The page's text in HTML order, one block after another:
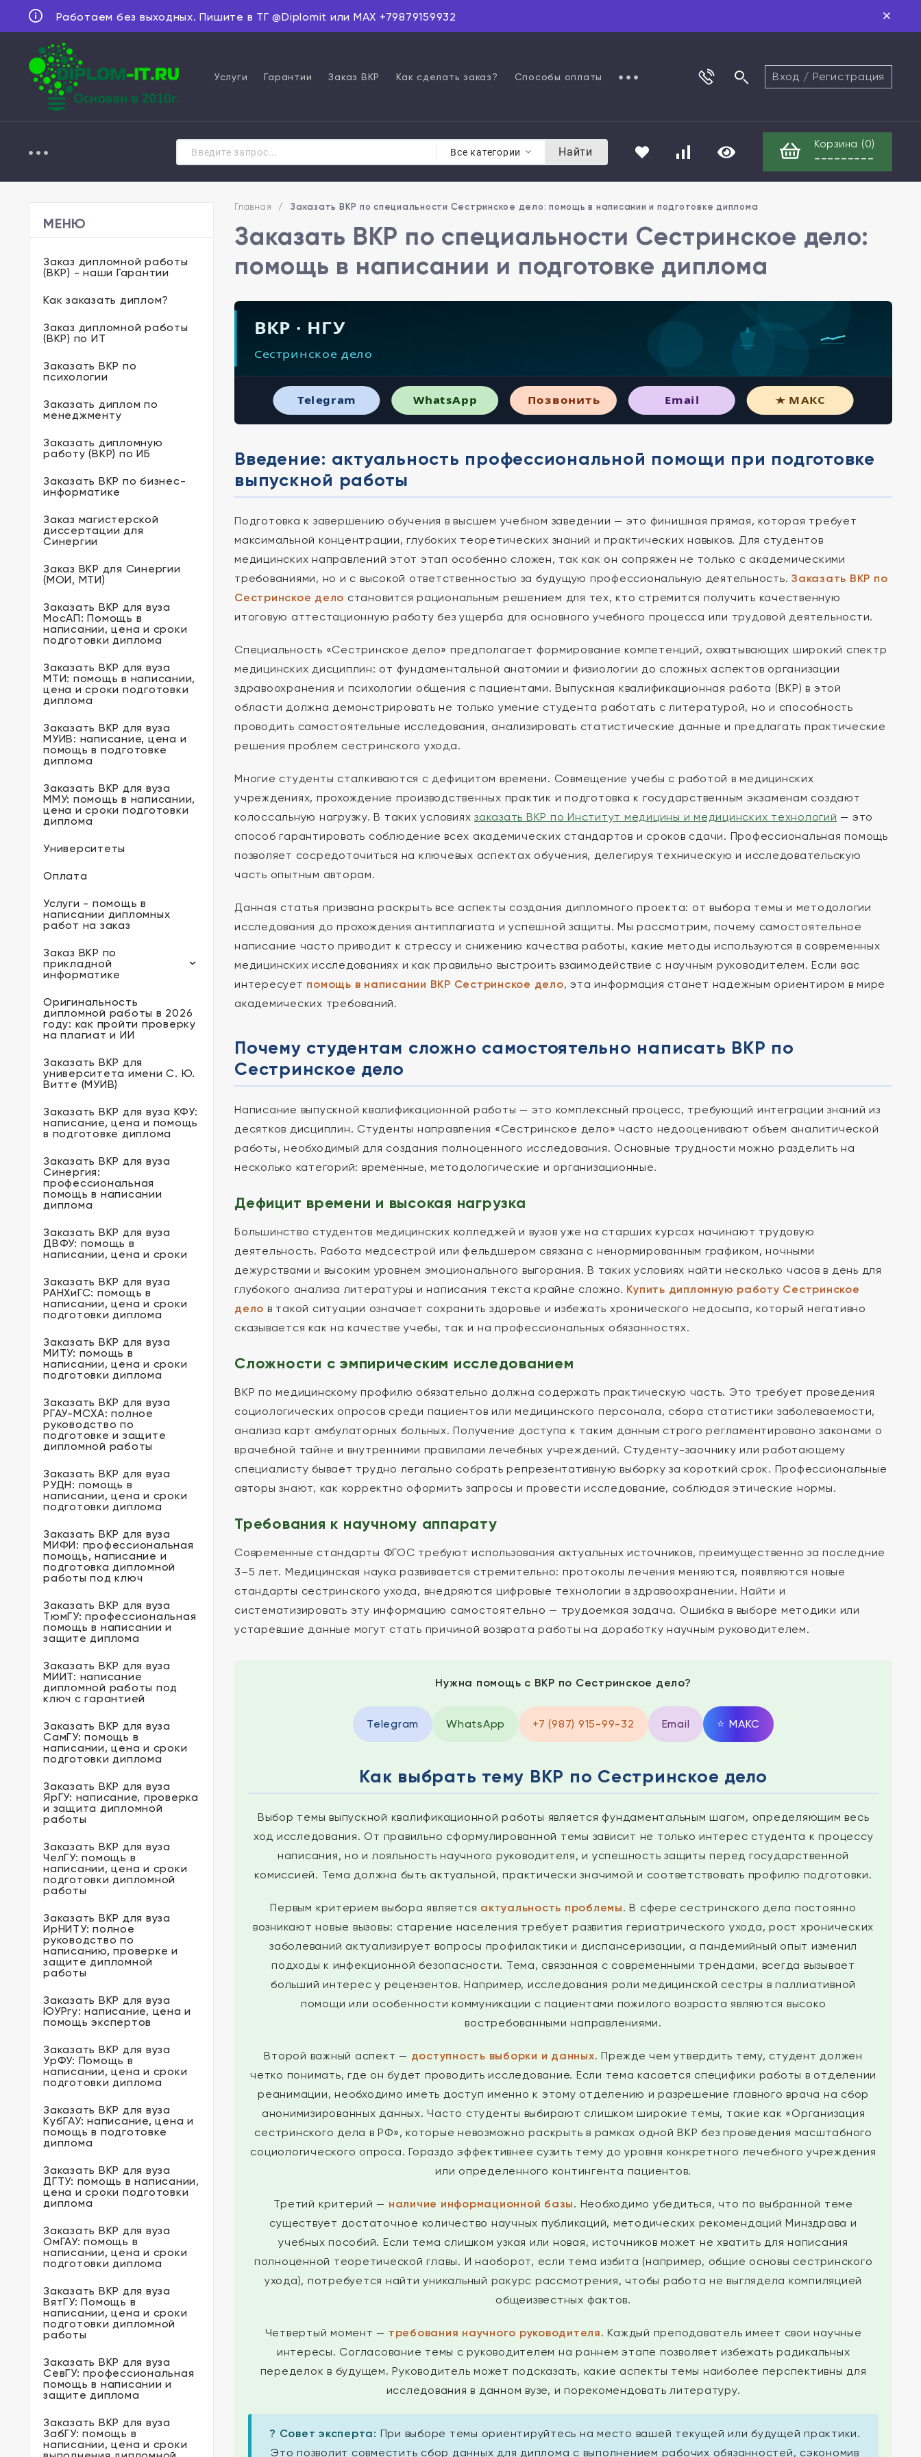
Работаем без выходных. Пишите в ТГ @Diplomit или MAX +79879159932
Услуги Гарантии Заказ ВКР Как сделать заказ? Способы оплаты Вход / Регистрация
Все категории Найти
Корзина (0)
---------
МЕНЮ
Заказ дипломной работы
(ВКР) - наши Гарантии
Как заказать диплом?
Заказ дипломной работы
(ВКР) по ИТ
Заказать ВКР по
психологии
Заказать диплом по
менеджменту
Заказать дипломную
работу (ВКР) по ИБ
Заказать ВКР по бизнес-
информатике
Заказ магистерской
диссертации для
Синергии
Заказ ВКР для Синергии
(МОИ, МТИ)
Заказать ВКР для вуза
МосАП: Помощь в
написании, цена и сроки
подготовки диплома
Заказать ВКР для вуза
МТИ: помощь в написании,
цена и сроки подготовки
диплома
Заказать ВКР для вуза
МУИВ: написание, цена и
помощь в подготовке
диплома
Заказать ВКР для вуза
ММУ: помощь в написании,
цена и сроки подготовки
диплома
Университеты
Оплата
Услуги - помощь в
написании дипломных
работ на заказ
Заказ ВКР по
прикладной
информатике
Оригинальность
дипломной работы в 2026
году: как пройти проверку
на плагиат и ИИ
Заказать ВКР для
университета имени С. Ю.
Витте (МУИВ)
Заказать ВКР для вуза КФУ:
написание, цена и помощь
в подготовке диплома
Заказать ВКР для вуза
Синергия:
профессиональная
помощь в написании
диплома
Заказать ВКР для вуза
ДВФУ: помощь в
написании, цена и сроки
Заказать ВКР для вуза
РАНХиГС: помощь в
написании, цена и сроки
подготовки диплома
Заказать ВКР для вуза
МИТУ: помощь в
написании, цена и сроки
подготовки диплома
Заказать ВКР для вуза
РГАУ-МСХА: полное
руководство по
подготовке и защите
дипломной работы
Заказать ВКР для вуза
РУДН: помощь в
написании, цена и сроки
подготовки диплома
Заказать ВКР для вуза
МИФИ: профессиональная
помощь, написание и
подготовка дипломной
работы под ключ
Заказать ВКР для вуза
ТюмГУ: профессиональная
помощь в написании и
защите диплома
Заказать ВКР для вуза
МИИТ: написание
дипломной работы под
ключ с гарантией
Заказать ВКР для вуза
СамГУ: помощь в
написании, цена и сроки
подготовки диплома
Заказать ВКР для вуза
ЯрГУ: написание, проверка
и защита дипломной
работы
Заказать ВКР для вуза
ЧелГУ: помощь в
написании, цена и сроки
подготовки дипломной
работы
Заказать ВКР для вуза
ИрНИТУ: полное
руководство по
написанию, проверке и
защите дипломной
работы
Заказать ВКР для вуза
ЮУРгу: написание, цена и
помощь экспертов
Заказать ВКР для вуза
УрФУ: Помощь в
написании, цена и сроки
подготовки диплома
Заказать ВКР для вуза
КубГАУ: написание, цена и
помощь в подготовке
диплома
Заказать ВКР для вуза
ДГТУ: помощь в написании,
цена и сроки подготовки
диплома
Заказать ВКР для вуза
ОмГАУ: помощь в
написании, цена и сроки
подготовки диплома
Заказать ВКР для вуза
ВятГУ: Помощь в
написании, цена и сроки
подготовки дипломной
работы
Заказать ВКР для вуза
СевГУ: профессиональная
помощь в написании и
защите диплома
Заказать ВКР для вуза
ЗабГУ: помощь в
написании, цена и сроки
Главная / Заказать ВКР по специальности Сестринское дело: помощь в написании и подготовке диплома
Заказать ВКР по специальности Сестринское дело:
помощь в написании и подготовке диплома
ВКР · НГУ
Сестринское дело
Telegram WhatsApp Позвонить Email ★ МАКС
Введение: актуальность профессиональной помощи при подготовке
выпускной работы
Подготовка к завершению обучения в высшем учебном заведении — это финишная прямая, которая требует
максимальной концентрации, глубоких теоретических знаний и практических навыков. Для студентов
медицинских направлений этот этап особенно сложен, так как он сопряжен не только с академическими
требованиями, но и с высокой ответственностью за будущую профессиональную деятельность. Заказать ВКР по
Сестринское дело становится рациональным решением для тех, кто стремится получить качественную
итоговую аттестационную работу без ущерба для основного учебного процесса или трудовой деятельности.
Специальность «Сестринское дело» предполагает формирование компетенций, охватывающих широкий спектр
медицинских дисциплин: от фундаментальной анатомии и физиологии до сложных аспектов организации
здравоохранения и психологии общения с пациентами. Выпускная квалификационная работа (ВКР) в этой
области должна демонстрировать не только умение студента работать с литературой, но и способность
проводить самостоятельные исследования, анализировать статистические данные и предлагать практические
решения проблем сестринского ухода.
Многие студенты сталкиваются с дефицитом времени. Совмещение учебы с работой в медицинских
учреждениях, прохождение производственных практик и подготовка к государственным экзаменам создают
колоссальную нагрузку. В таких условиях заказать ВКР по Институт медицины и медицинских технологий — это
способ гарантировать соблюдение всех академических стандартов и сроков сдачи. Профессиональная помощь
позволяет сосредоточиться на ключевых аспектах обучения, делегируя техническую и исследовательскую
часть опытным авторам.
Данная статья призвана раскрыть все аспекты создания дипломного проекта: от выбора темы и методологии
исследования до прохождения антиплагиата и успешной защиты. Мы рассмотрим, почему самостоятельное
написание часто приводит к стрессу и снижению качества работы, какие методы используются в современных
медицинских исследованиях и как правильно выстроить взаимодействие с научным руководителем. Если вас
интересует помощь в написании ВКР Сестринское дело, эта информация станет надежным ориентиром в мире
академических требований.
Почему студентам сложно самостоятельно написать ВКР по
Сестринское дело
Написание выпускной квалификационной работы — это комплексный процесс, требующий интеграции знаний из
десятков дисциплин. Студенты направления «Сестринское дело» часто недооценивают объем аналитической
работы, необходимый для создания полноценного исследования. Основные трудности можно разделить на
несколько категорий: временные, методологические и организационные.
Дефицит времени и высокая нагрузка
Большинство студентов медицинских колледжей и вузов уже на старших курсах начинают трудовую
деятельность. Работа медсестрой или фельдшером связана с ненормированным графиком, ночными
дежурствами и высоким уровнем эмоционального выгорания. В таких условиях найти несколько часов в день для
глубокого анализа литературы и написания текста крайне сложно. Купить дипломную работу Сестринское
дело в такой ситуации означает сохранить здоровье и избежать хронического недосыпа, который негативно
сказывается как на качестве учебы, так и на профессиональных обязанностях.
Сложности с эмпирическим исследованием
ВКР по медицинскому профилю обязательно должна содержать практическую часть. Это требует проведения
социологических опросов среди пациентов или медицинского персонала, сбора статистики заболеваемости,
анализа карт амбулаторных больных. Получение доступа к таким данным строго регламентировано законами о
врачебной тайне и внутренними правилами лечебных учреждений. Студенту-заочнику или работающему
специалисту бывает трудно легально собрать репрезентативную выборку за короткий срок. Профессиональные
авторы знают, как корректно оформить запросы и провести исследование, соблюдая этические нормы.
Требования к научному аппарату
Современные стандарты ФГОС требуют использования актуальных источников, преимущественно за последние
3–5 лет. Медицинская наука развивается стремительно: протоколы лечения меняются, появляются новые
стандарты сестринского ухода, внедряются цифровые технологии в здравоохранении. Найти и
систематизировать эту информацию самостоятельно — трудоемкая задача. Ошибка в выборе методики или
устаревшие данные могут стать причиной возврата работы на доработку научным руководителем.
Нужна помощь с ВКР по Сестринское дело?
Telegram WhatsApp +7 (987) 915-99-32 Email ⭐ MAКС
Как выбрать тему ВКР по Сестринское дело
Выбор темы выпускной квалификационной работы является фундаментальным шагом, определяющим весь
ход исследования. От правильно сформулированной темы зависит не только интерес студента к процессу
написания, но и лояльность научного руководителя, и успешность защиты перед государственной
комиссией. Тема должна быть актуальной, практически значимой и соответствовать профилю подготовки.
Первым критерием выбора является актуальность проблемы. В сфере сестринского дела постоянно
возникают новые вызовы: старение населения требует развития гериатрического ухода, рост хронических
заболеваний актуализирует вопросы профилактики и диспансеризации, а пандемийный опыт изменил
подходы к инфекционной безопасности. Тема, связанная с современными трендами, всегда вызывает
больший интерес у рецензентов. Например, исследования роли медицинской сестры в паллиативной
помощи или особенности коммуникации с пациентами пожилого возраста являются высоко
востребованными направлениями.
Второй важный аспект — доступность выборки и данных. Прежде чем утвердить тему, студент должен
четко понимать, где он будет проводить исследование. Если тема касается специфики работы в отделении
реанимации, необходимо иметь доступ именно к этому отделению и разрешение главного врача на сбор
анонимизированных данных. Часто студенты выбирают слишком широкие темы, такие как «Организация
сестринского дела в РФ», которые невозможно раскрыть в рамках одной ВКР без проведения масштабного
социологического опроса. Гораздо эффективнее сузить тему до уровня конкретного лечебного учреждения
или определенного контингента пациентов.
Третий критерий — наличие информационной базы. Необходимо убедиться, что по выбранной теме
существует достаточное количество научных публикаций, методических рекомендаций Минздрава и
учебных пособий. Если тема слишком узкая или новая, источников может не хватить для написания
полноценной теоретической главы. И наоборот, если тема избита (например, общие основы сестринского
ухода), потребуется найти уникальный ракурс рассмотрения, чтобы работа не выглядела компиляцией
общеизвестных фактов.
Четвертый момент — требования научного руководителя. Каждый преподаватель имеет свои научные
интересы. Согласование темы с руководителем на раннем этапе позволяет избежать радикальных
переделок в будущем. Руководитель может подсказать, какие аспекты темы наиболее перспективны для
исследования в данном вузе, и порекомендовать литературу.
? Совет эксперта: При выборе темы ориентируйтесь на место вашей текущей или будущей практики.
Это позволит совместить сбор данных для диплома с выполнением рабочих обязанностей, сэкономив